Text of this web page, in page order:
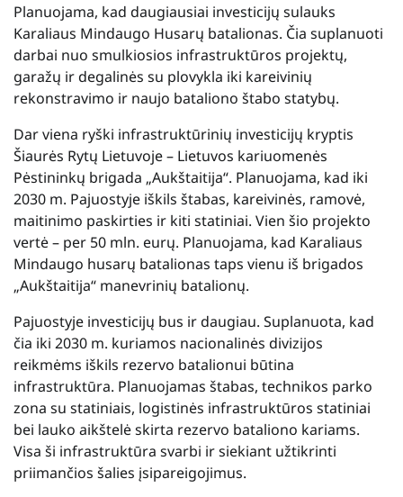
Planuojama, kad daugiausiai investicijų sulauks
Karaliaus Mindaugo Husarų batalionas. Čia suplanuoti
darbai nuo smulkiosios infrastruktūros projektų,
garažų ir degalinės su plovykla iki kareivinių
rekonstravimo ir naujo bataliono štabo statybų.
Dar viena ryški infrastruktūrinių investicijų kryptis
Šiaurės Rytų Lietuvoje – Lietuvos kariuomenės
Pėstininkų brigada „Aukštaitija“. Planuojama, kad iki
2030 m. Pajuostyje iškils štabas, kareivinės, ramovė,
maitinimo paskirties ir kiti statiniai. Vien šio projekto
vertė – per 50 mln. eurų. Planuojama, kad Karaliaus
Mindaugo husarų batalionas taps vienu iš brigados
„Aukštaitija“ manevrinių batalionų.
Pajuostyje investicijų bus ir daugiau. Suplanuota, kad
čia iki 2030 m. kuriamos nacionalinės divizijos
reikmėms iškils rezervo batalionui būtina
infrastruktūra. Planuojamas štabas, technikos parko
zona su statiniais, logistinės infrastruktūros statiniai
bei lauko aikštelė skirta rezervo bataliono kariams.
Visa ši infrastruktūra svarbi ir siekiant užtikrinti
priimančios šalies įsipareigojimus.